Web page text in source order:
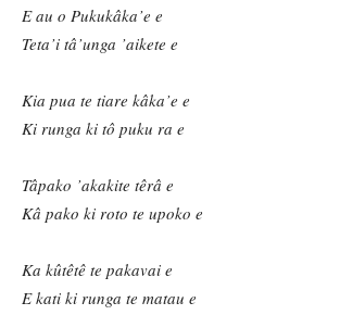
E au o Pukukâka’e e
Teta’i tâ’unga ’aikete e
Kia pua te tiare kâka’e e
Ki runga ki tô puku ra e
Tâpako ’akakite têrâ e
Kâ pako ki roto te upoko e
Ka kûtêtê te pakavai e
E kati ki runga te matau e